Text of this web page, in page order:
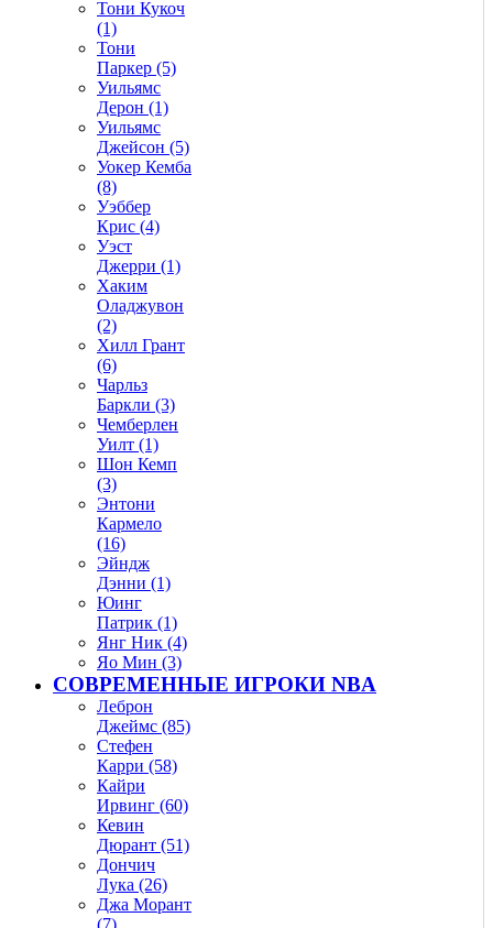
Тони Кукоч
(1)
Тони
Паркер (5)
Уильямс
Дерон (1)
Уильямс
Джейсон (5)
Уокер Кемба
(8)
Уэббер
Крис (4)
Уэст
Джерри (1)
Хаким
Оладжувон
(2)
Хилл Грант
(6)
Чарльз
Баркли (3)
Чемберлен
Уилт (1)
Шон Кемп
(3)
Энтони
Кармело
(16)
Эйндж
Дэнни (1)
Юинг
Патрик (1)
Янг Ник (4)
Яо Мин (3)
СОВРЕМЕННЫЕ ИГРОКИ NBA
Леброн
Джеймс (85)
Стефен
Карри (58)
Кайри
Ирвинг (60)
Кевин
Дюрант (51)
Дончич
Лука (26)
Джа Морант
(7)